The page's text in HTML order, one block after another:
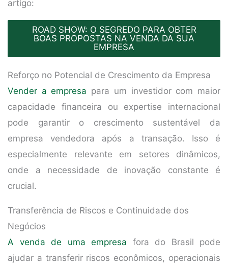
artigo:
ROAD SHOW: O SEGREDO PARA OBTER
BOAS PROPOSTAS NA VENDA DA SUA
EMPRESA
Reforço no Potencial de Crescimento da Empresa
Vender a empresa para um investidor com maior
capacidade financeira ou expertise internacional
pode garantir o crescimento sustentável da
empresa vendedora após a transação. Isso é
especialmente relevante em setores dinâmicos,
onde a necessidade de inovação constante é
crucial.
Transferência de Riscos e Continuidade dos
Negócios
A venda de uma empresa fora do Brasil pode
ajudar a transferir riscos econômicos, operacionais